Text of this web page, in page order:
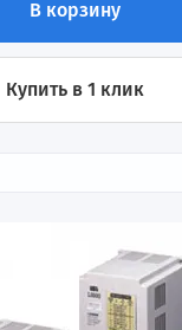
В корзину
Купить в 1 клик